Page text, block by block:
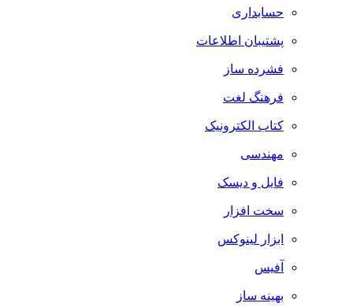
حسابداری
پشتیبان اطلاعات
فشرده ساز
فرهنگ لغت
کتاب الکترونیک
مهندسی
فایل و دیسک
سخت افزار
ابزار لینوکس
آفیس
بهینه ساز